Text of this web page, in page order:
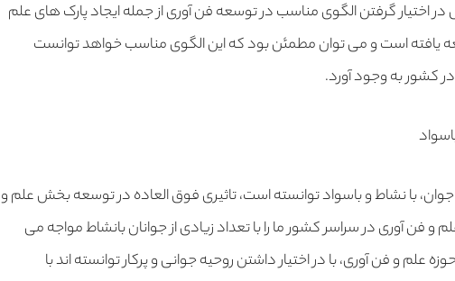
اختیار گرفتن الگوی مناسب در توسعه فن آوری از جمله ایجاد پارک های علم
یافته است و می توان مطمئن بود که این الگوی مناسب خواهد توانست
در کشور به وجود آورد.
با نشاط و باسواد توانسته است، تاثیری فوق العاده در توسعه بخش علم و
فن آوری در سراسر کشور ما را با تعداد زیادی از جوانان بانشاط مواجه می
علم و فن آوری، با در اختیار داشتن روحیه جوانی و پرکار توانسته اند با